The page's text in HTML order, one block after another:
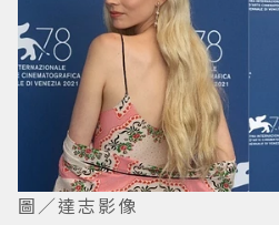
圖／達志影像